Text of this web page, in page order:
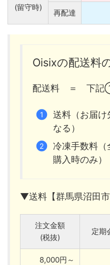
(留守時)
再配達
Oisixの配送料
配送料 ＝ 下
送料（お届け
なる）
冷凍手数料（
購入時のみ）
▼送料【群馬県沼田市
注文金額
(税抜)
定期
8,000円～